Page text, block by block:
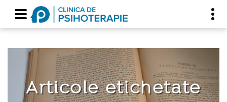
Articole etichetate